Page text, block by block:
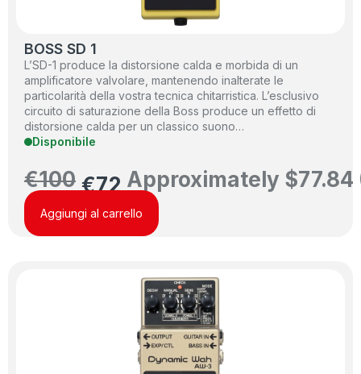
BOSS SD 1
L’SD-1 produce la distorsione calda e morbida di un
amplificatore valvolare, mantenendo inalterate le
particolarità della vostra tecnica chitarristica. L’esclusivo
circuito di saturazione della Boss produce un effetto di
distorsione calda per un classico suono…
Disponibile
€100 €72 Approximately $77.84
Aggiungi al carrello